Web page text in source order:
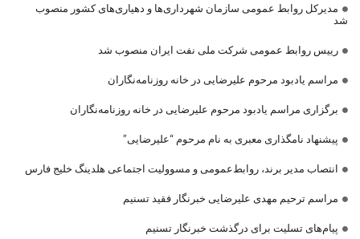
مدیرکل روابط عمومی سازمان شهرداری‌ها و دهیاری‌های کشور منصوب
شد
رییس روابط عمومی شرکت ملی نفت ایران منصوب شد
مراسم یادبود مرحوم علیرضایی در خانه روزنامه‌نگاران
برگزاری مراسم یادبود مرحوم علیرضایی در خانه روزنامه‌نگاران
پیشنهاد نامگذاری معبری به نام مرحوم “علیرضایی”
انتصاب مدیر برند، روابط‌عمومی و مسوولیت اجتماعی هلدینگ خلیج فارس
مراسم ترحیم مهدی علیرضایی خبرنگار فقید تسنیم
پیام‌های تسلیت برای درگذشت خبرنگار تسنیم